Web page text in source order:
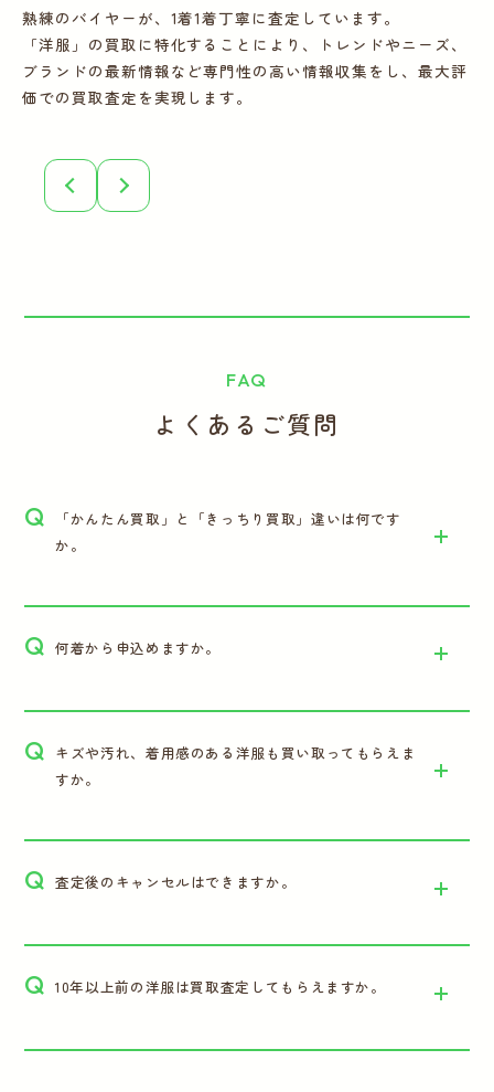
熟練のバイヤーが、1着1着丁寧に査定しています。
「洋服」の買取に特化することにより、トレンドやニーズ、
ブランドの最新情報など専門性の高い情報収集をし、最大評
価での買取査定を実現します。
FAQ
よくあるご質問
Q
「かんたん買取」と「きっちり買取」違いは何です
か。
Q 何着から申込めますか。
Q キズや汚れ、着用感のある洋服も買い取ってもらえま
すか。
Q 査定後のキャンセルはできますか。
Q 10年以上前の洋服は買取査定してもらえますか。